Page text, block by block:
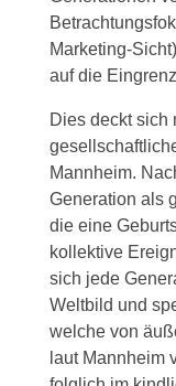
Marketing-
auf die
Dies deckt sich
Mannheim.
Generation als
die eine
kollektive
sich jede
Weltbild und
welche von
laut Mannheim